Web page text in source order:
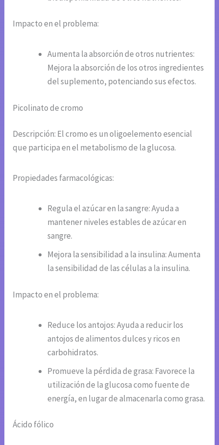
Impacto en el problema:
Aumenta la absorción de otros nutrientes:
Mejora la absorción de los otros ingredientes
del suplemento, potenciando sus efectos.
Picolinato de cromo
Descripción: El cromo es un oligoelemento esencial
que participa en el metabolismo de la glucosa.
Propiedades farmacológicas:
Regula el azúcar en la sangre: Ayuda a
mantener niveles estables de azúcar en
sangre.
Mejora la sensibilidad a la insulina: Aumenta
la sensibilidad de las células a la insulina.
Impacto en el problema:
Reduce los antojos: Ayuda a reducir los
antojos de alimentos dulces y ricos en
carbohidratos.
Promueve la pérdida de grasa: Favorece la
utilización de la glucosa como fuente de
energía, en lugar de almacenarla como grasa.
Ácido fólico